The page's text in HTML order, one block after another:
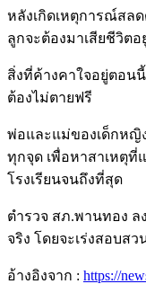
หลังเกิดเหตุการณ์สล
ลูกจะต้องมาเสียชีวิต
สิ่งที่ค้างคาใจอยู่ตอน
ต้องไม่ตายฟรี
พ่อและแม่ของเด็กหญิ
ทุกจุด เพื่อหาสาเหตุที่
โรงเรียนจนถึงที่สุด
ตำรวจ สภ.พานทอง
จริง โดยจะเร่งสอบส
อ้างอิงจาก : https://